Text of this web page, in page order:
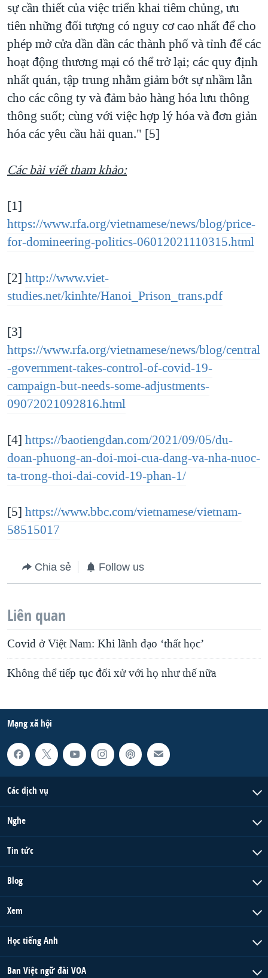
sự cần thiết của việc triển khai tiêm chủng, ưu
tiên những đối tượng có nguy cơ cao nhất để cho
phép mở cửa dần dần các thành phố và tỉnh để các
hoạt động thương mại có thể trở lại; các quy định
nhất quán, tập trung nhằm giảm bớt sự nhầm lẫn
cho các công ty và đảm bảo hàng hóa lưu thông
thông suốt; cùng với việc hợp lý hóa và đơn giản
hóa các yêu cầu hải quan." [5]
Các bài viết tham khảo:
[1]
https://www.rfa.org/vietnamese/news/blog/price-
for-domineering-politics-06012021110315.html
[2] http://www.viet-
studies.net/kinhte/Hanoi_Prison_trans.pdf
[3]
https://www.rfa.org/vietnamese/news/blog/central
-government-takes-control-of-covid-19-
campaign-but-needs-some-adjustments-
09072021092816.html
[4] https://baotiengdan.com/2021/09/05/du-
doan-phuong-an-doi-moi-cua-dang-va-nha-nuoc-
ta-trong-thoi-dai-covid-19-phan-1/
[5] https://www.bbc.com/vietnamese/vietnam-
58515017
Chia sẻ Follow us
Liên quan
Covid ở Việt Nam: Khi lãnh đạo ‘thất học’
Không thể tiếp tục đối xử với họ như thế nữa
Mạng xã hội
Các dịch vụ
Nghe
Tin tức
Blog
Xem
Học tiếng Anh
Ban Việt ngữ đài VOA